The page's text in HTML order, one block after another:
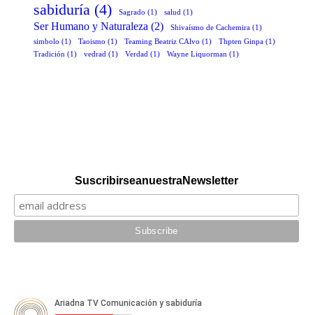
sabiduría (4) Sagrado (1) salud (1)
Ser Humano y Naturaleza (2) Shivaísmo de Cachemira (1)
simbolo (1) Taoismo (1) Teaming Beatriz CAlvo (1) Thpten Ginpa (1)
Tradición (1) vedrad (1) Verdad (1) Wayne Liquorman (1)
Suscribirse a nuestra Newsletter